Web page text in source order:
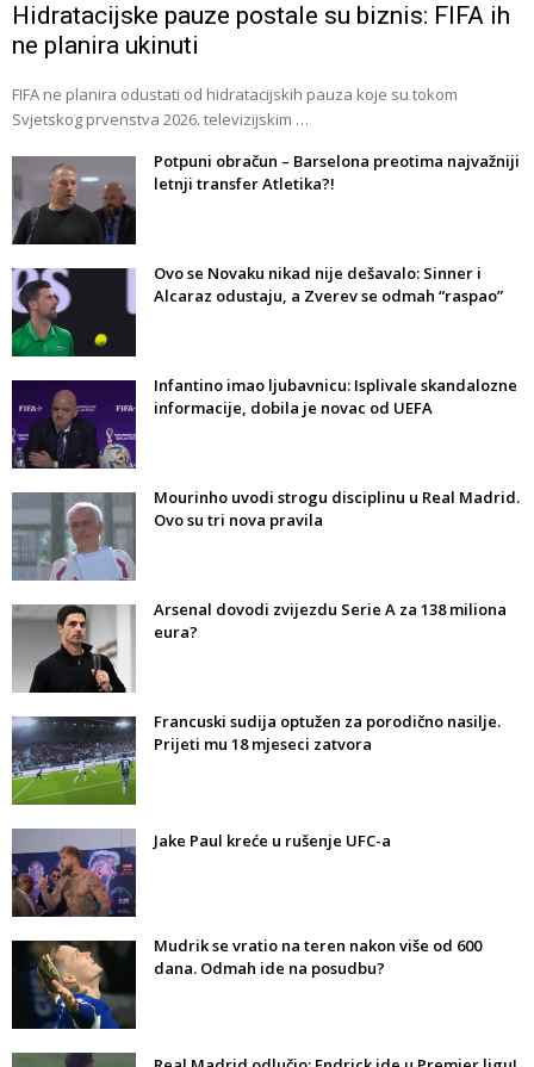
Hidratacijske pauze postale su biznis: FIFA ih
ne planira ukinuti
FIFA ne planira odustati od hidratacijskih pauza koje su tokom
Svjetskog prvenstva 2026. televizijskim …
Potpuni obračun – Barselona preotima najvažniji
letnji transfer Atletika?!
Ovo se Novaku nikad nije dešavalo: Sinner i
Alcaraz odustaju, a Zverev se odmah “raspao”
Infantino imao ljubavnicu: Isplivale skandalozne
informacije, dobila je novac od UEFA
Mourinho uvodi strogu disciplinu u Real Madrid.
Ovo su tri nova pravila
Arsenal dovodi zvijezdu Serie A za 138 miliona
eura?
Francuski sudija optužen za porodično nasilje.
Prijeti mu 18 mjeseci zatvora
Jake Paul kreće u rušenje UFC-a
Mudrik se vratio na teren nakon više od 600
dana. Odmah ide na posudbu?